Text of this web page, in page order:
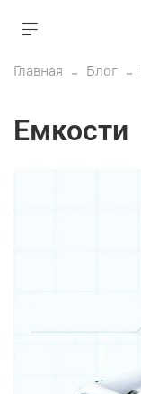
Главная Блог
Емкости